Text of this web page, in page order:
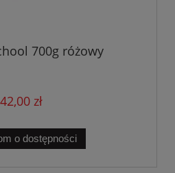
700g różowy
42,00 zł
o dostępności